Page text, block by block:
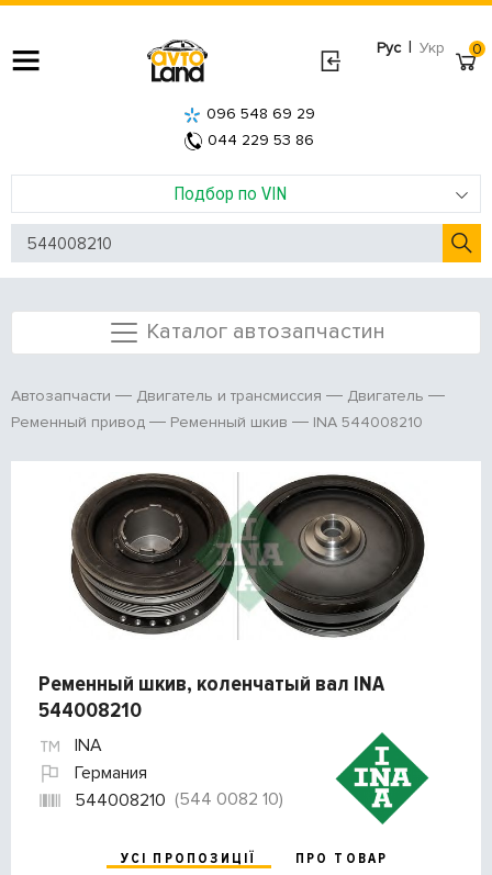
Рус | Укр
Подбор по VIN
096 548 69 29
044 229 53 86
0
Каталог автозапчастин
Автозапчасти Двигатель и трансмиссия
Двигатель
Ременный привод
Ременный шкив INA 544008210
Ременный шкив, коленчатый вал INA
544008210
INA
Германия
544008210 (544 0082 10)
УСІ ПРОПОЗИЦІЇ
ПРО ТОВАР